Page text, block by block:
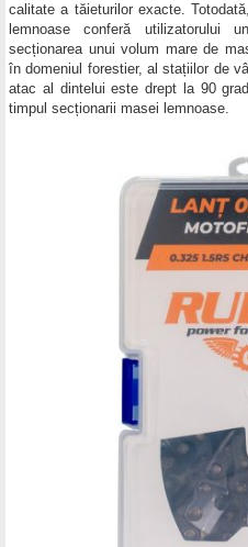
calitate a tăieturilor exacte.
lemnoase conferă utilizatorului
secționarea unui volum mare de
în domeniul forestier, al stațiilor de
atac al dintelui este drept la 90
timpul secționarii masei lemnoase.